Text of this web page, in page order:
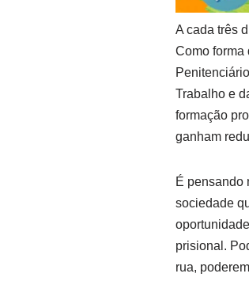
A cada três
Como forma
Trabalho e
formação
ganham
É pensando
sociedade
prisional.
rua,